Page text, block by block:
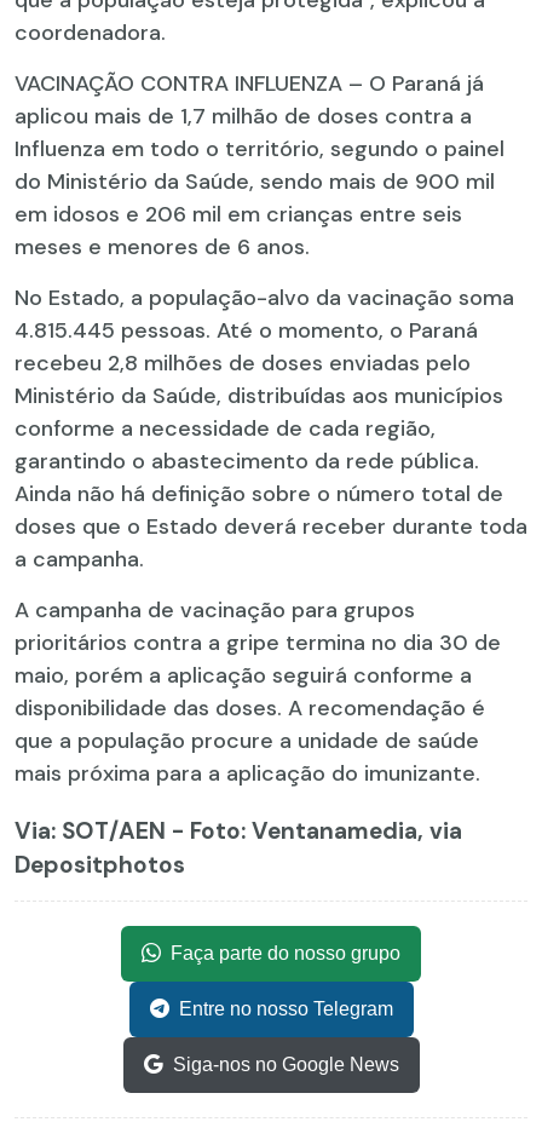
coordenadora.
VACINAÇÃO CONTRA INFLUENZA – O Paraná já
aplicou mais de 1,7 milhão de doses contra a
Influenza em todo o território, segundo o painel
do Ministério da Saúde, sendo mais de 900 mil
em idosos e 206 mil em crianças entre seis
meses e menores de 6 anos.
No Estado, a população-alvo da vacinação soma
4.815.445 pessoas. Até o momento, o Paraná
recebeu 2,8 milhões de doses enviadas pelo
Ministério da Saúde, distribuídas aos municípios
conforme a necessidade de cada região,
garantindo o abastecimento da rede pública.
Ainda não há definição sobre o número total de
doses que o Estado deverá receber durante toda
a campanha.
A campanha de vacinação para grupos
prioritários contra a gripe termina no dia 30 de
maio, porém a aplicação seguirá conforme a
disponibilidade das doses. A recomendação é
que a população procure a unidade de saúde
mais próxima para a aplicação do imunizante.
Via: SOT/AEN - Foto: Ventanamedia, via
Depositphotos
Faça parte do nosso grupo
Entre no nosso Telegram
Siga-nos no Google News